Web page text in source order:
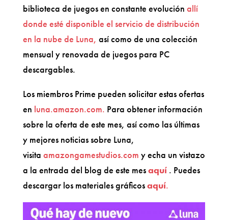
biblioteca de juegos en constante evolución allí
donde esté disponible el servicio de distribución
en la nube de Luna, así como de una colección
mensual y renovada de juegos para PC
descargables.
Los miembros Prime pueden solicitar estas ofertas
en luna.amazon.com. Para obtener información
sobre la oferta de este mes, así como las últimas
y mejores noticias sobre Luna,
visita amazongamestudios.com y echa un vistazo
a la entrada del blog de este mesaquí. Puedes
descargar los materiales gráficosaquí.